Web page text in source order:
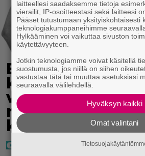
Eppu Normaali
kaikkien aikojen
viimeisen
nämä
kuultiin
laitteellesi saadaksemme tietoja
vierailit, IP-osoitteestasi sekä laitteesi
Pääset tutustumaan yksityiskohtaisesti
teknologiakumppaneihimme
Hylkääminen voi vaikuttaa sivuston
käytettävyyteen.
Jotkin teknologiamme voivat käsitellä
suostumusta, jos niillä on siihen
vastustaa tätä tai muuttaa asetuksiasi
seuraavalla välilehdellä.
Hyväksyn kaikki
Omat valintani